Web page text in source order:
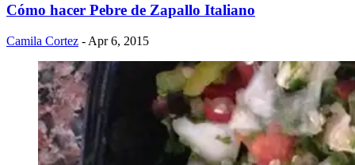
Cómo hacer Pebre de Zapallo Italiano
Camila Cortez - Apr 6, 2015